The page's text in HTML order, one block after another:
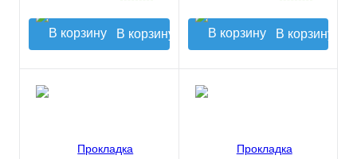
В корзину В корзину